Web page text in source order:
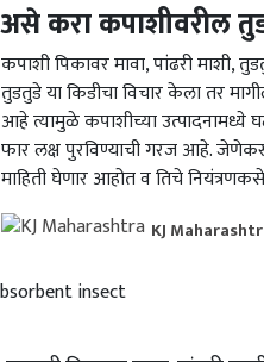
असे करा कपाशीवरील
कपाशी पिकावर मावा, पांढरी माशी,
तुडतुडे या किडीचा विचार केला तर
आहे त्यामुळे कपाशीच्या
फार लक्ष पुरविण्याची गरज आहे.
माहिती घेणार आहोत व तिचे
KJ